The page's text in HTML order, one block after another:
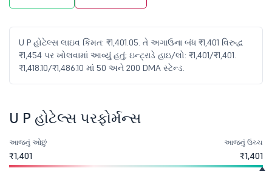
U P હોટેલ્સ લાઇવ કિંમત: ₹1,401.05. તે અગાઉના બંધ ₹1,401 વિરુદ્ધ
₹1,454 પર ખોલવામાં આવ્યું હતું; ઇન્ટ્રાડે હાઇ/લો: ₹1,401/₹1,401.
₹1,418.10/₹1,486.10 માં 50 અને 200 DMA સ્ટેન્ડ.
U P હોટેલ્સ પરફોર્મન્સ
આજનું ઓછું
₹1,401
આજનું ઉચ્ચ
₹1,401